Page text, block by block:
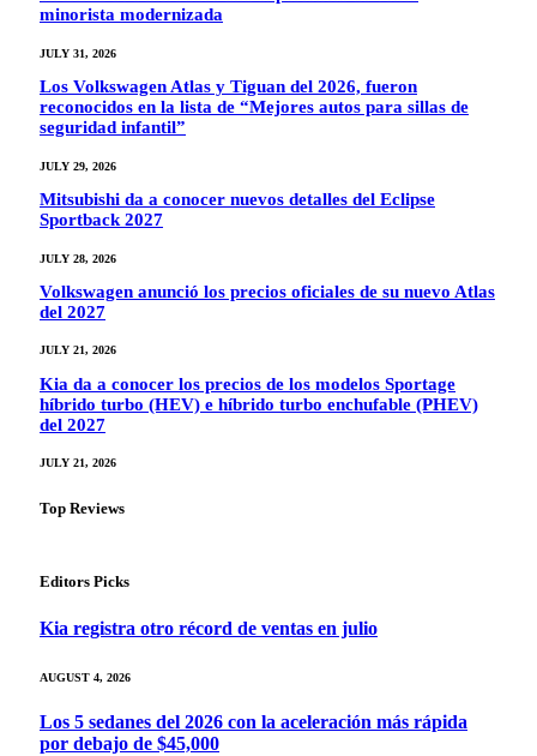
minorista modernizada
JULY 31, 2026
Los Volkswagen Atlas y Tiguan del 2026, fueron
reconocidos en la lista de “Mejores autos para sillas de
seguridad infantil”
JULY 29, 2026
Mitsubishi da a conocer nuevos detalles del Eclipse
Sportback 2027
JULY 28, 2026
Volkswagen anunció los precios oficiales de su nuevo Atlas
del 2027
JULY 21, 2026
Kia da a conocer los precios de los modelos Sportage
híbrido turbo (HEV) e híbrido turbo enchufable (PHEV)
del 2027
JULY 21, 2026
Top Reviews
Editors Picks
Kia registra otro récord de ventas en julio
AUGUST 4, 2026
Los 5 sedanes del 2026 con la aceleración más rápida
por debajo de $45,000